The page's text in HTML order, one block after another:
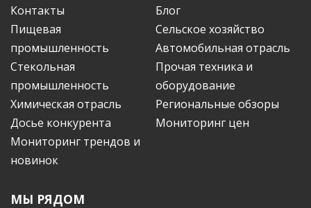
Контакты
Блог
Пищевая
промышленность
Сельское хозяйство
Автомобильная отрасль
Стекольная
промышленность
Прочая техника и
оборудование
Химическая отрасль
Региональные обзоры
Досье конкурента
Мониторинг цен
Мониторинг трендов и
новинок
МЫ РЯДОМ